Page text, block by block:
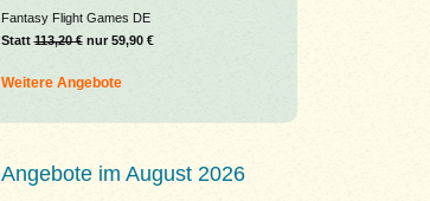
Fantasy Flight Games DE
Statt113,20 €nur 59,90 €
Weitere Angebote
Angebote im August 2026